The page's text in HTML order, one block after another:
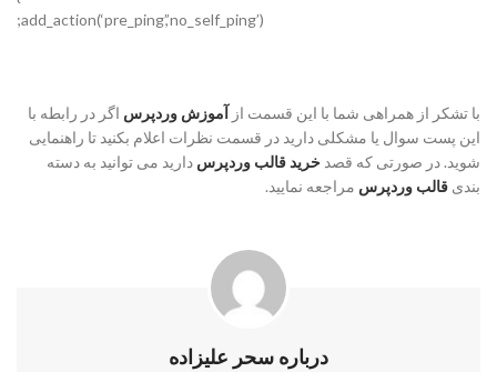
add_action(‘pre_ping’,’no_self_ping’);
با تشکر از همراهی شما با این قسمت از آموزش وردپرس اگر در رابطه با
این پست سوال یا مشکلی دارید در قسمت نظرات اعلام بکنید تا راهنمایی
شوید. در صورتی که قصد خرید قالب وردپرس دارید می توانید به دسته
بندی قالب وردپرس مراجعه نمایید.
درباره سحر علیزاده